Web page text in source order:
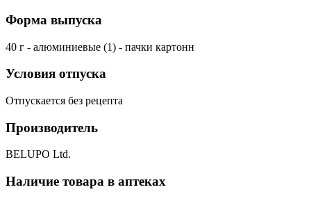
Форма выпуска
40 г - алюминиевые (1) - пачки картонн
Условия отпуска
Отпускается без рецепта
Производитель
BELUPO Ltd.
Наличие товара в аптеках